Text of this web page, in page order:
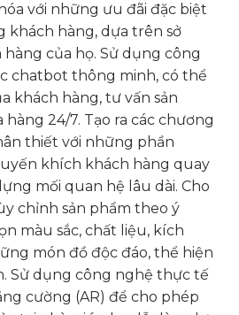
với những ưu đãi đặc biệt
khách hàng, dựa trên sở
của họ. Sử dụng công
chatbot thông minh, có thể
khách hàng, tư vấn sản
24/7. Tạo ra các chương
thiết với những phần
khích khách hàng quay
mối quan hệ lâu dài. Cho
chỉnh sản phẩm theo ý
màu sắc, chất liệu, kích
món đồ độc đáo, thể hiện
Sử dụng công nghệ thực tế
cường (AR) để cho phép